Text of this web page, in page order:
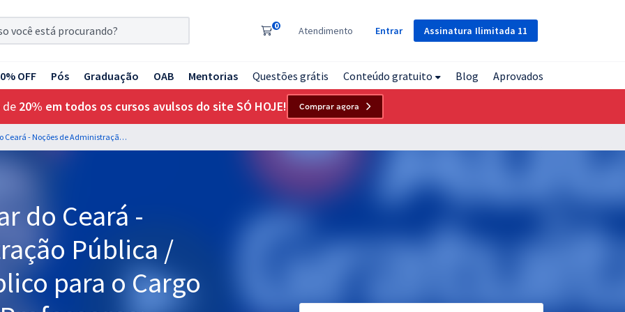
Assinatura Ilimitada 11
0 Atendimento Entrar
OFF Pós Graduação OAB Mentorias Questões grátis Conteúdo gratuito Blog Aprovados
de 20% em todos os cursos avulsos do site SÓ HOJE! Comprar agora
PM CE - Polícia Militar do Ceará - Noções de Administração Pública / Ética no Serviço Público para o Cargo de Soldado QPPM - Professores: Equipe Gran
do Ceará -
Pública /
para o Cargo